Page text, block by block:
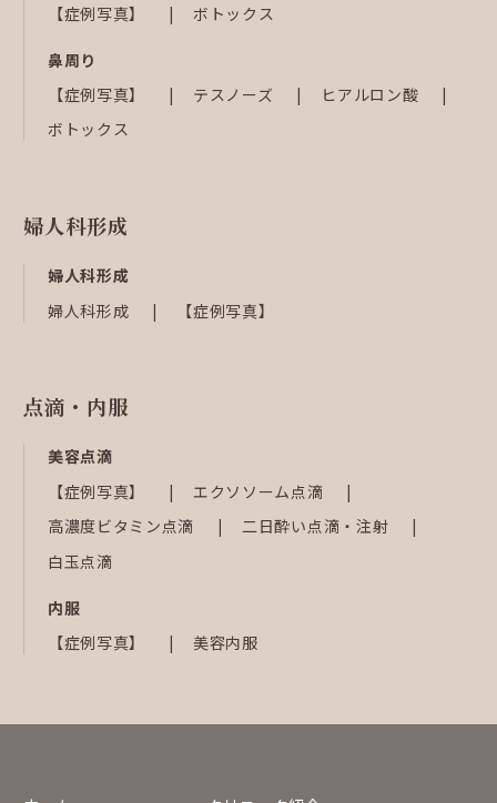
【症例写真】
ボトックス
鼻周り
【症例写真】
テスノーズ
ヒアルロン酸
ボトックス
婦人科形成
婦人科形成
婦人科形成
【症例写真】
点滴・内服
美容点滴
【症例写真】
エクソソーム点滴
高濃度ビタミン点滴
二日酔い点滴・注射
白玉点滴
内服
【症例写真】
美容内服